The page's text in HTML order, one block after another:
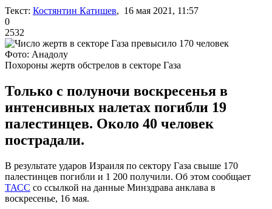
Текст: Костянтин Катишев, 16 мая 2021, 11:57
0
2532
Фото: Анадолу
Похороны жертв обстрелов в секторе Газа
Только с полуночи воскресенья в
интенсивных налетах погибли 19
палестинцев. Около 40 человек
пострадали.
В результате ударов Израиля по сектору Газа свыше 170
палестинцев погибли и 1 200 получили. Об этом сообщает
ТАСС со ссылкой на данные Минздрава анклава в
воскресенье, 16 мая.